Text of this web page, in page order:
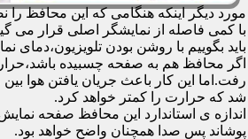
مورد دیگر اینکه هنگامی که این محافظ را
با کمی فاصله از نمایشگر اصلی قرار می
باید بگوییم با روشن بودن تلویزیون،دمای
اگر محافظ هم به صفحه چسبیده
رفت.اما این کار باعث جریان یافتن هوا
شد که حرارت را کمتر خواهد کرد.
اندازه ی استاندارد این محافظ صفحه
پوشاند پس صدا همچنان واضح خواهد بود.